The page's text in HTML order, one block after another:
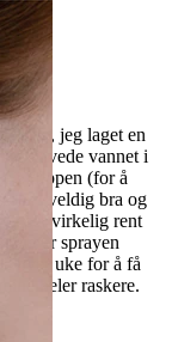
i dag, jeg laget en
vannet i
i koppen (for å
veldig bra og
ser virkelig rent
er sprayen
hver uke for å få
heler raskere.